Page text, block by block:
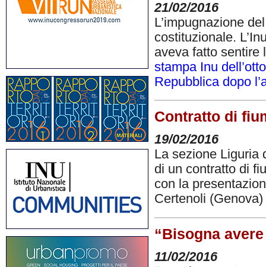
21/02/2016
L’impugnazione
costituzionale.
aveva fatto
stampa Inu
Repubblica dopo
Contratto di
19/02/2016
La sezione Liguria
di un contratto di
con la
Certenoli (Genova)
“Bisogna
11/02/2016